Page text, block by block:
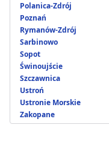
Polanica-Zdrój
Poznań
Rymanów-Zdrój
Sarbinowo
Sopot
Świnoujście
Szczawnica
Ustroń
Ustronie Morskie
Zakopane